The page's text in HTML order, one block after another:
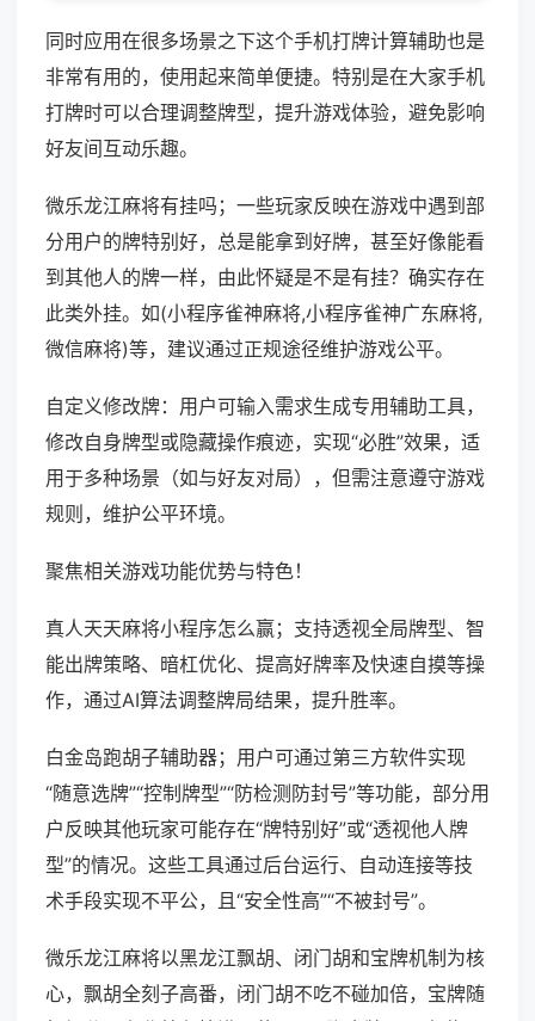
同时应用在很多场景之下这个手机打牌计算辅助也是
非常有用的，使用起来简单便捷。特别是在大家手机
打牌时可以合理调整牌型，提升游戏体验，避免影响
好友间互动乐趣。
微乐龙江麻将有挂吗；一些玩家反映在游戏中遇到部
分用户的牌特别好，总是能拿到好牌，甚至好像能看
到其他人的牌一样，由此怀疑是不是有挂？确实存在
此类外挂。如(小程序雀神麻将,小程序雀神广东麻将,
微信麻将)等，建议通过正规途径维护游戏公平。
自定义修改牌：用户可输入需求生成专用辅助工具，
修改自身牌型或隐藏操作痕迹，实现“必胜”效果，适
用于多种场景（如与好友对局），但需注意遵守游戏
规则，维护公平环境。
聚焦相关游戏功能优势与特色！
真人天天麻将小程序怎么赢；支持透视全局牌型、智
能出牌策略、暗杠优化、提高好牌率及快速自摸等操
作，通过AI算法调整牌局结果，提升胜率。
白金岛跑胡子辅助器；用户可通过第三方软件实现
“随意选牌”“控制牌型”“防检测防封号”等功能，部分用
户反映其他玩家可能存在“牌特别好”或“透视他人牌
型”的情况。这些工具通过后台运行、自动连接等技
术手段实现不平公，且“安全性高”“不被封号”。
微乐龙江麻将以黑龙江飘胡、闭门胡和宝牌机制为核
心，飘胡全刻子高番，闭门胡不吃不碰加倍，宝牌随